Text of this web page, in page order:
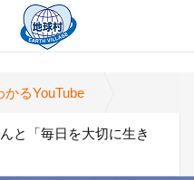
かるYouTube
と「毎日を大切に生き